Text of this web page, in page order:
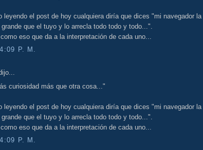
leyendo el post de hoy cualquiera diría que dices "mi navegador la
que el tuyo y lo arrecla todo todo y todo...".
eso que da a la interpretación de cada uno...
P. M.
curiosidad más que otra cosa..."
leyendo el post de hoy cualquiera diría que dices "mi navegador la
que el tuyo y lo arrecla todo todo y todo...".
eso que da a la interpretación de cada uno...
P. M.